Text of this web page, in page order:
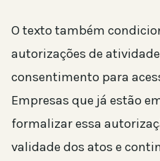
O texto também
autorizações de
consentimento para
Empresas que já estão
formalizar essa
validade dos atos e